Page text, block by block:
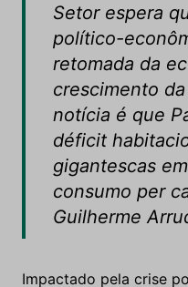
Setor espera
político-
retomada da
crescimento
notícia é que
déficit
gigantescas
consumo per
Guilherme
Impactado pela crise